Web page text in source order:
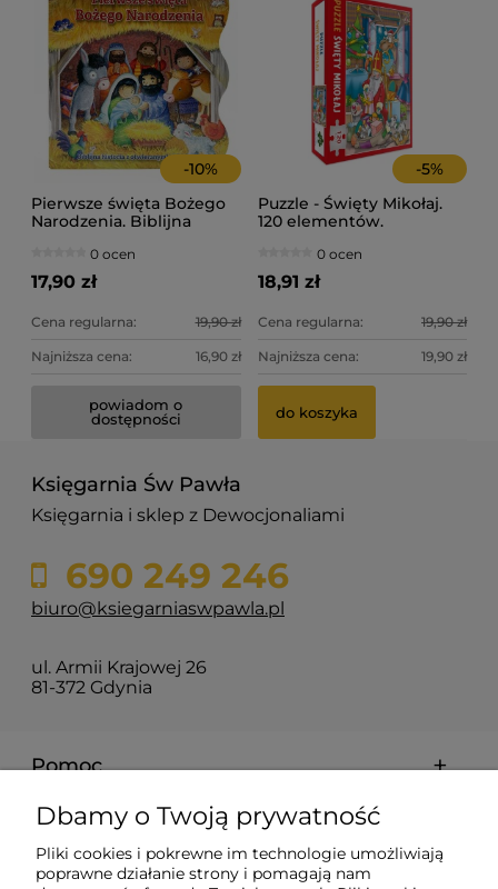
-10%
Pierwsze święta Bożego
Narodzenia. Biblijna
okienkami.
0 ocen
17,90 zł
Cena regularna: 19,90 zł
Najniższa cena: 16,90 zł
powiadom o
dostępności
-5%
Puzzle - Święty Mikołaj.
120 elementów.
0 ocen
18,91 zł
Cena regularna: 19,90 zł
Najniższa cena: 19,90 zł
do koszyka
Księgarnia Św Pawła
Księgarnia i sklep z Dewocjonaliami
690 249 246
biuro@ksiegarniaswpawla.pl
ul. Armii Krajowej 26
81-372 Gdynia
Pomoc
Dostawa i koszty
Dbamy o Twoją prywatność
Pliki cookies i pokrewne im technologie umożliwiają
poprawne działanie strony i pomagają nam